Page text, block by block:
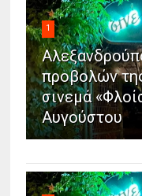
1
προβολών
σινεμά
Αυγούστου